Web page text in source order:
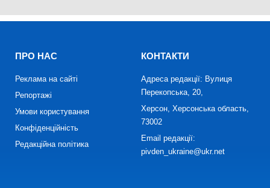
ПРО НАС
Реклама на сайті
Репортажі
Умови користування
Конфіденційність
Редакційна політика
КОНТАКТИ
Адреса редакції: Вулиця
Перекопська, 20,
Херсон, Херсонська область,
73002
Email редакції:
pivden_ukraine@ukr.net